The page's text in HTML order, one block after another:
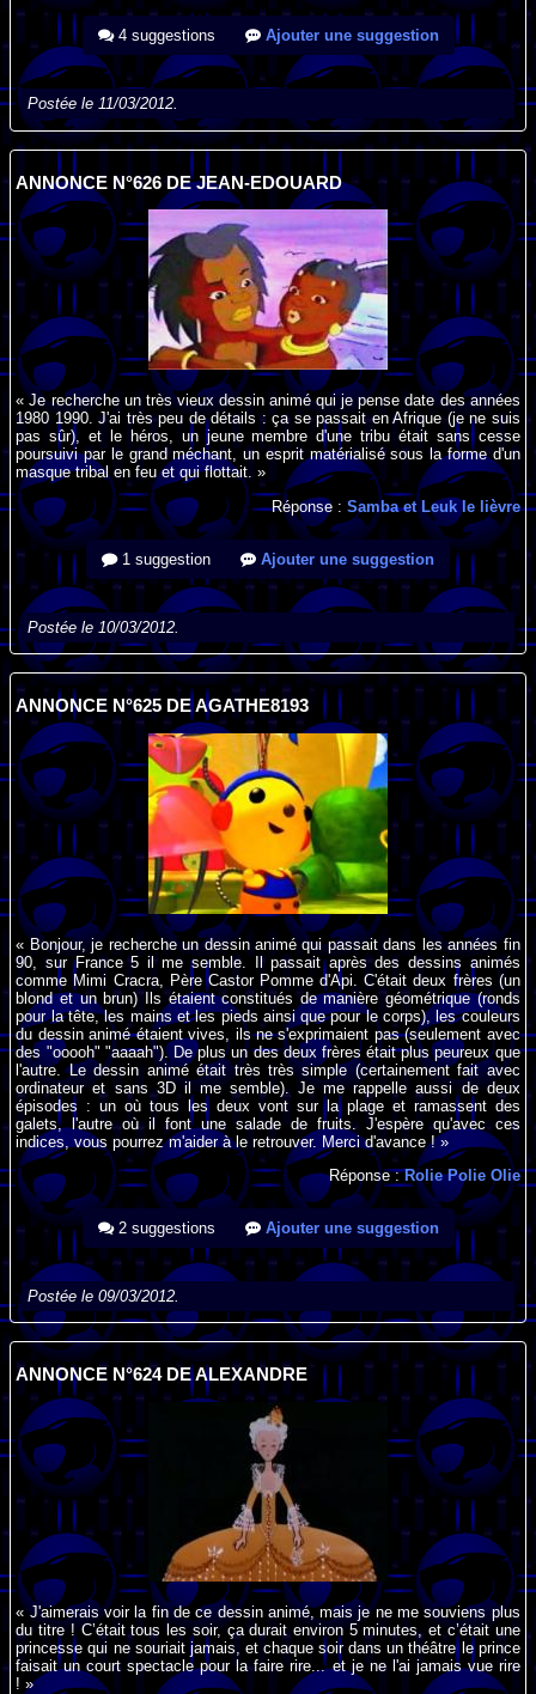
4 suggestions Ajouter une suggestion
Postée le 11/03/2012.
ANNONCE N°626 DE JEAN-EDOUARD
« Je recherche un très vieux dessin animé qui je pense date des années
1980 1990. J'ai très peu de détails : ça se passait en Afrique (je ne suis
pas sûr), et le héros, un jeune membre d'une tribu était sans cesse
poursuivi par le grand méchant, un esprit matérialisé sous la forme d'un
masque tribal en feu et qui flottait. »
Réponse : Samba et Leuk le lièvre
1 suggestion Ajouter une suggestion
Postée le 10/03/2012.
ANNONCE N°625 DE AGATHE8193
« Bonjour, je recherche un dessin animé qui passait dans les années fin
90, sur France 5 il me semble. Il passait après des dessins animés
comme Mimi Cracra, Père Castor Pomme d'Api. C'était deux frères (un
blond et un brun) Ils étaient constitués de manière géométrique (ronds
pour la tête, les mains et les pieds ainsi que pour le corps), les couleurs
du dessin animé étaient vives, ils ne s'exprimaient pas (seulement avec
des "ooooh" "aaaah"). De plus un des deux frères était plus peureux que
l'autre. Le dessin animé était très très simple (certainement fait avec
ordinateur et sans 3D il me semble). Je me rappelle aussi de deux
épisodes : un où tous les deux vont sur la plage et ramassent des
galets, l'autre où il font une salade de fruits. J'espère qu'avec ces
indices, vous pourrez m'aider à le retrouver. Merci d'avance ! »
Réponse :Rolie Polie Olie
2 suggestions Ajouter une suggestion
Postée le 09/03/2012.
ANNONCE N°624 DE ALEXANDRE
« J'aimerais voir la fin de ce dessin animé, mais je ne me souviens plus
du titre ! C’était tous les soir, ça durait environ 5 minutes, et c’était une
princesse qui ne souriait jamais, et chaque soir dans un théâtre le prince
faisait un court spectacle pour la faire rire... et je ne l'ai jamais vue rire
! »